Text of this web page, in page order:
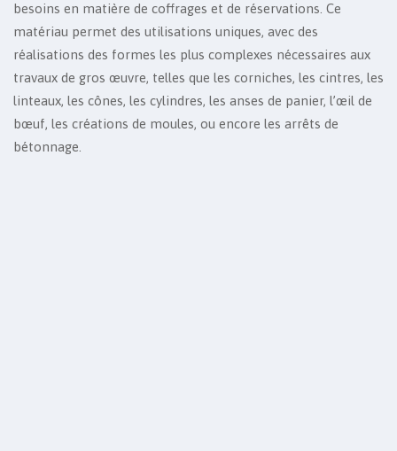
besoins en matière de coffrages et de réservations. Ce
matériau permet des utilisations uniques, avec des
réalisations des formes les plus complexes nécessaires aux
travaux de gros œuvre, telles que les corniches, les cintres, les
linteaux, les cônes, les cylindres, les anses de panier, l’œil de
bœuf, les créations de moules, ou encore les arrêts de
bétonnage.